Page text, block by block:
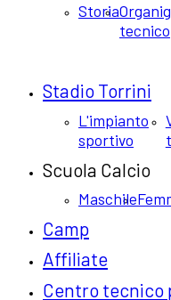
Storia
tecnico
Stadio Torrini
L'impianto
sportivo
Scuola Calcio
Maschile
Camp
Affiliate
Centro tecnico